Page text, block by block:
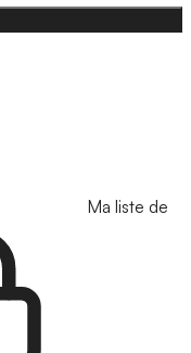
Ma liste de